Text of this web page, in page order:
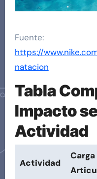
Fuente:
https://
natacion
Tabla
Impacto
Actividad
Actividad
Carga